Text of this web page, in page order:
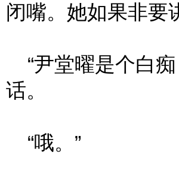
闭嘴。她如果非要
“尹堂曜是个白痴
话。
“哦。”